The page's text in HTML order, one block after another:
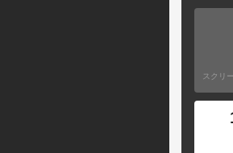
スクリ